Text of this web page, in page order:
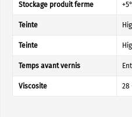
Stockage produit ferme
Teinte
Teinte
Temps avant vernis
Viscosite 28